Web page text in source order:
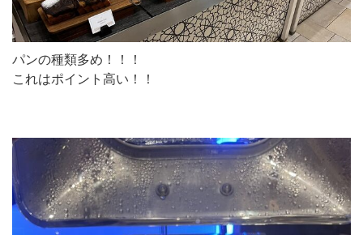
パンの種類多め！！！
これはポイント高い！！